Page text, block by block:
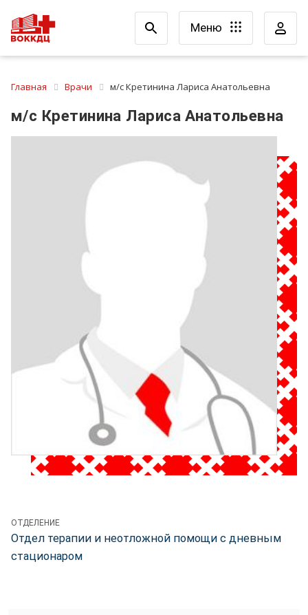
Меню
Главная Врачи м/с Кретинина Лариса Анатольевна
м/с Кретинина Лариса Анатольевна
ОТДЕЛЕНИЕ
Отдел терапии и неотложной помощи с дневным
стационаром